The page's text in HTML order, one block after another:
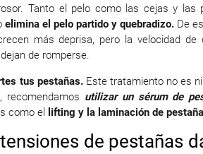
Tanto el pelo como las cejas y las
elimina el pelo partido y quebradizo. De
más deprisa, pero la velocidad
de romperse.
tus pestañas.Este tratamiento no es
recomendamos utilizar un sérum de
como el
lifting y la laminación de
de pestañas